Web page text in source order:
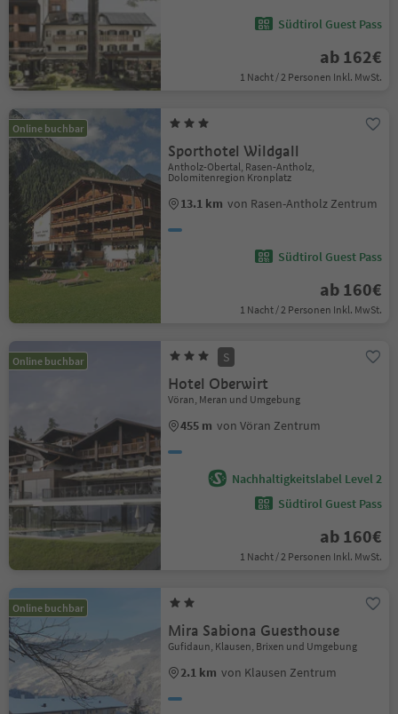
Südtirol Guest Pass
ab 162€
1 Nacht / 2 Personen Inkl. MwSt.
Online buchbar
Sporthotel Wildgall
Antholz-Obertal, Rasen-Antholz,
Dolomitenregion Kronplatz
13.1 km von Rasen-Antholz Zentrum
Südtirol Guest Pass
ab 160€
1 Nacht / 2 Personen Inkl. MwSt.
Online buchbar S
Hotel Oberwirt
Vöran, Meran und Umgebung
455 m von Vöran Zentrum
Nachhaltigkeitslabel Level 2
Südtirol Guest Pass
ab 160€
1 Nacht / 2 Personen Inkl. MwSt.
Online buchbar
Mira Sabiona Guesthouse
Gufidaun, Klausen, Brixen und Umgebung
2.1 km von Klausen Zentrum